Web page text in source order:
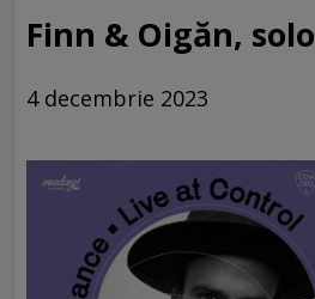
Finn & Oigăn, solo
4 decembrie 2023